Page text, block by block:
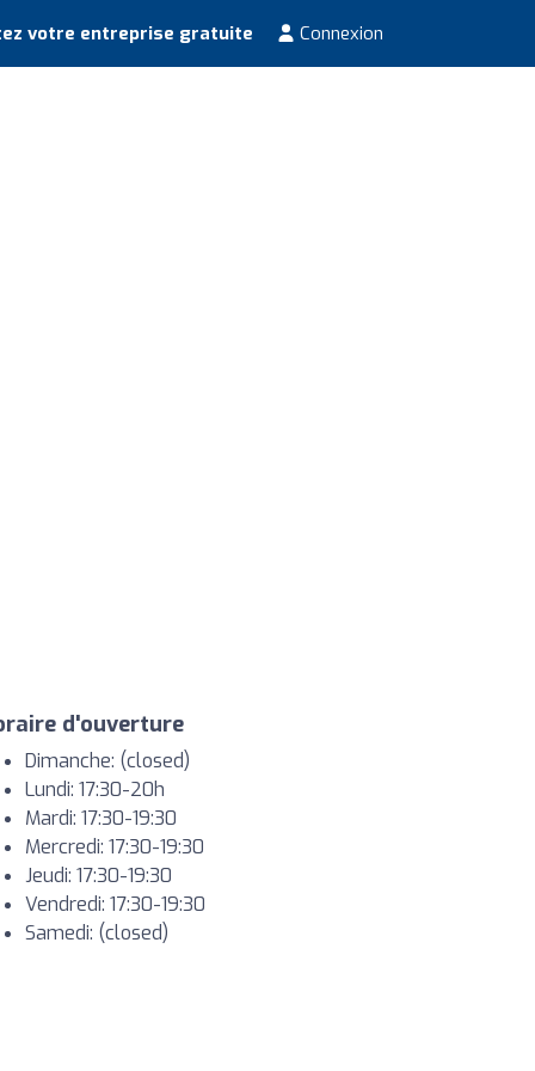
votre entreprise gratuite Connexion
d'ouverture
Dimanche: (closed)
Lundi: 17:30-20h
Mardi: 17:30-19:30
Mercredi: 17:30-19:30
Jeudi: 17:30-19:30
Vendredi: 17:30-19:30
Samedi: (closed)